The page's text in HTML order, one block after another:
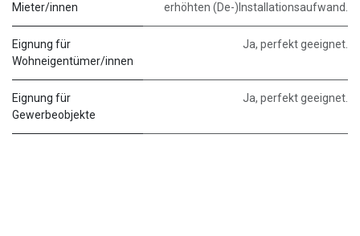
Mieter/innen
erhöhten (De-)Installationsaufwand.
Eignung für
Wohneigentümer/innen
Ja, perfekt geeignet.
Eignung für
Gewerbeobjekte
Ja, perfekt geeignet.